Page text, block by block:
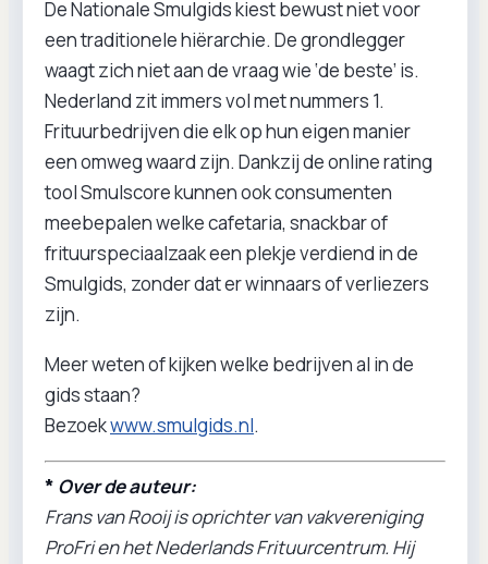
De Nationale Smulgids kiest bewust niet voor
een traditionele hiërarchie. De grondlegger
waagt zich niet aan de vraag wie ‘de beste’ is.
Nederland zit immers vol met nummers 1.
Frituurbedrijven die elk op hun eigen manier
een omweg waard zijn. Dankzij de online rating
tool Smulscore kunnen ook consumenten
meebepalen welke cafetaria, snackbar of
frituurspeciaalzaak een plekje verdiend in de
Smulgids, zonder dat er winnaars of verliezers
zijn.
Meer weten of kijken welke bedrijven al in de
gids staan?
Bezoekwww.smulgids.nl.
* Over de auteur:
Frans van Rooij is oprichter van vakvereniging
ProFri en het Nederlands Frituurcentrum. Hij